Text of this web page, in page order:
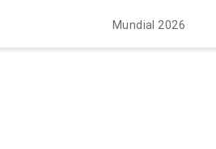
Mundial 2026